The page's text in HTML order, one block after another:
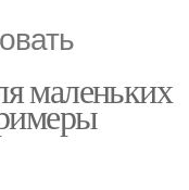
маленьких